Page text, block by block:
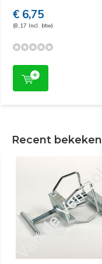
€ 6,75
(8,17 Incl. btw)
Recent bekeken